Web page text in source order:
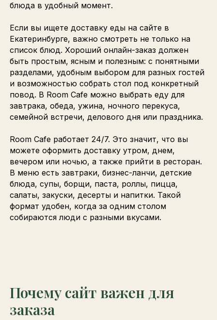
блюда в удобный момент.
Если вы ищете доставку еды на сайте в
Екатеринбурге, важно смотреть не только на
список блюд. Хороший онлайн-заказ должен
быть простым, ясным и полезным: с понятными
разделами, удобным выбором для разных гостей
и возможностью собрать стол под конкретный
повод. В Room Cafe можно выбрать еду для
завтрака, обеда, ужина, ночного перекуса,
семейной встречи, делового дня или праздника.
Room Cafe работает 24/7. Это значит, что вы
можете оформить доставку утром, днем,
вечером или ночью, а также прийти в ресторан.
В меню есть завтраки, бизнес-ланчи, детские
блюда, супы, борщи, паста, роллы, пицца,
салаты, закуски, десерты и напитки. Такой
формат удобен, когда за одним столом
собираются люди с разными вкусами.
Почему сайт важен для
заказа